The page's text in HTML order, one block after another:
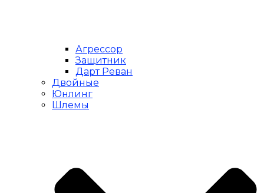
Агрессор
Защитник
Дарт Реван
Двойные
Юнлинг
Шлемы